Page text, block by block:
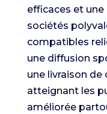
efficaces et
sociétés
compatibles
une diffusion
une livraison
atteignant les
améliorée